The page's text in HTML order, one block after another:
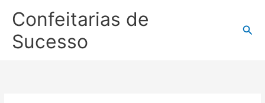
para
conteúdo
Confeitarias de
Sucesso